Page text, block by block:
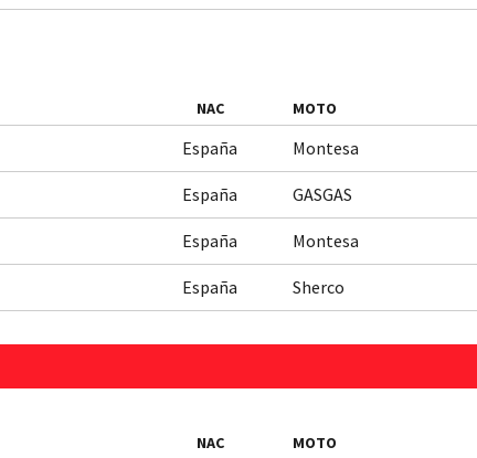
NAC MOTO
España Montesa
España GASGAS
España Montesa
España Sherco
NAC MOTO